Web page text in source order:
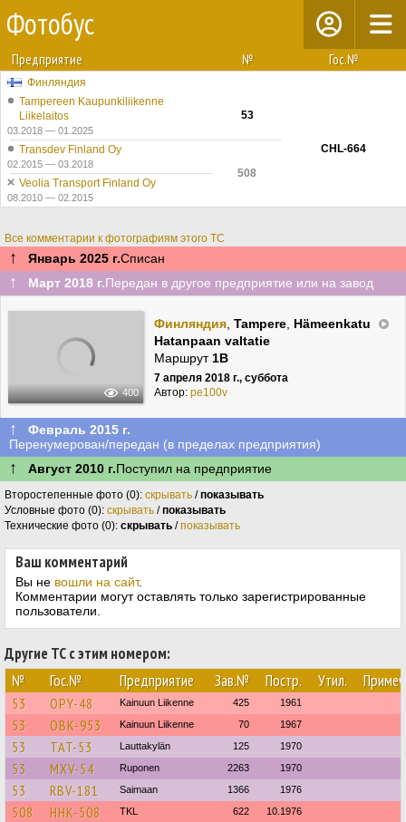
Фотобус
Предприятие № Гос.№
Финляндия
Tampereen Kaupunkiliikenne
Liikelaitos
03.2018 — 01.2025
53
CHL-664
Transdev Finland Oy
02.2015 — 03.2018
508
Veolia Transport Finland Oy
08.2010 — 02.2015
Все комментарии к фотографиям этого ТС
↑ Январь 2025 г.Списан
↑ Март 2018 г.Передан в другое предприятие или на завод
400
Финляндия, Tampere, Hämeenkatu
Hatanpaan valtatie
Маршрут1B
7 апреля 2018 г., суббота
Автор: pe100v
↑
Февраль 2015 г.
Перенумерован/передан (в пределах предприятия)
↑ Август 2010 г.Поступил на предприятие
Второстепенные фото (0): скрывать /показывать
Условные фото (0): скрывать /показывать
Технические фото (0): скрывать /показывать
Ваш комментарий
Вы не вошли на сайт.
Комментарии могут оставлять только зарегистрированные
пользователи.
Другие ТС с этим номером:
№
Гос.№ Предприятие Зав.№ Постр. Утил.
53 OPY-48 Kainuun Liikenne 425 1961
53 OBK-953 Kainuun Liikenne 70 1967
53 TAT-53 Lauttakylän 125 1970
53 MXV-54 Ruponen 2263 1970
53 RBV-181 Saimaan 1366 1976
508 HHK-508 TKL 622 10.1976